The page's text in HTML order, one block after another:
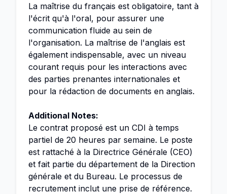
La maîtrise du français est obligatoire, tant à
l'écrit qu'à l'oral, pour assurer une
communication fluide au sein de
l'organisation. La maîtrise de l'anglais est
également indispensable, avec un niveau
courant requis pour les interactions avec
des parties prenantes internationales et
pour la rédaction de documents en anglais.
Additional Notes:
Le contrat proposé est un CDI à temps
partiel de 20 heures par semaine. Le poste
est rattaché à la Directrice Générale (CEO)
et fait partie du département de la Direction
générale et du Bureau. Le processus de
recrutement inclut une prise de référence.